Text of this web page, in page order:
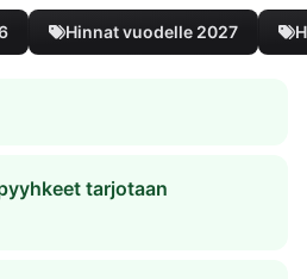
Hinnat vuodelle 2027
tarjotaan